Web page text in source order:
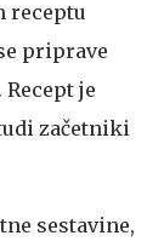
receptu
priprave
je
začetniki
sestavine,